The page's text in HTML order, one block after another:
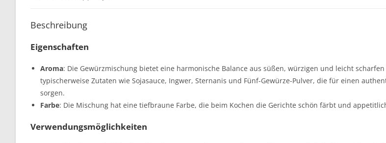
Beschreibung
Eigenschaften
Aroma: Die Gewürzmischung bietet eine harmonische Balance aus süßen, würzigen und leicht
typischerweise Zutaten wie Sojasauce, Ingwer, Sternanis und Fünf-Gewürze-Pulver, die für einen
sorgen.
Farbe: Die Mischung hat eine tiefbraune Farbe, die beim Kochen die Gerichte schön färbt und
Verwendungsmöglichkeiten